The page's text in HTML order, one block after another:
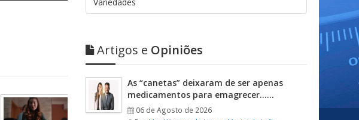
Artigos e Opiniões
As “canetas” deixaram de ser apenas
medicamentos para emagrecer……
06 de Agosto de 2026